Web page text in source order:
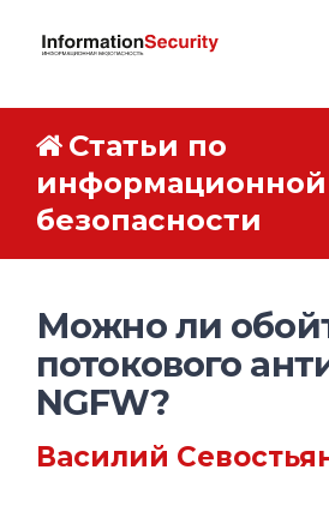
Статьи по
информационной
безопасности
Можно ли
потокового
NGFW?
Василий